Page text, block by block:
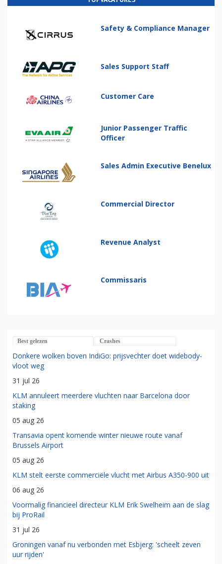
Safety & Compliance Manager
Sales Support Staff
Customer Care
Junior Passenger Traffic
Officer
Sales Admin Executive Benelux
Commercial Director
Revenue Analyst
Commissaris
Best gelezen Crashes
Donkere wolken boven IndiGo: prijsvechter doet widebody-
vloot weg
31 jul 26
KLM annuleert meerdere vluchten naar Barcelona door
staking
05 aug 26
Transavia opent komende winter nieuwe route vanaf
Brussels Airport
05 aug 26
KLM stelt eerste commerciële vlucht met Airbus A350-900 uit
06 aug 26
Voormalig financieel directeur KLM Erik Swelheim aan de slag
bij ProRail
31 jul 26
Groningen vanaf nu verbonden met Esbjerg: 'scheelt zeven
uur rijden'